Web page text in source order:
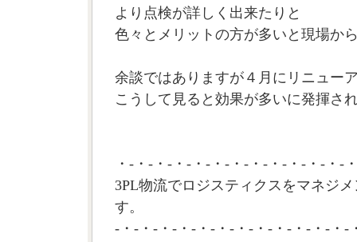
より点検が詳しく出来たりと
色々とメリットの方が多いと現場か
余談ではありますが４月にリニュー
こうして見ると効果が多いに発揮さ
・-・-・-・-・-・-・-・-・-・-・-・-
3PL物流でロジスティクスをマネジ
す。
-・-・-・-・-・-・-・-・-・-・-・-・-